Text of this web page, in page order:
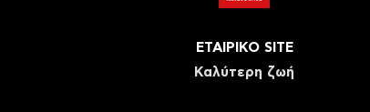
ΕΤΑΙΡΙΚΟ SITE
Καλύτερη ζωή